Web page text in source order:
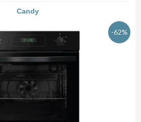
Candy
-62%